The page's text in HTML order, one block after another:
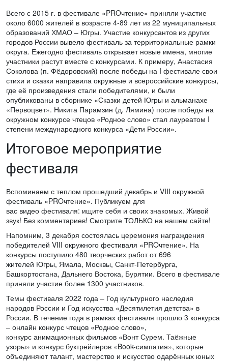
Всего с 2015 г. в фестивале «PROчтение» приняли участие
около 6000 жителей в возрасте 4-89 лет из 22 муниципальных
образований ХМАО – Югры. Участие конкурсантов из других
городов России вывело фестиваль за территориальные рамки
округа. Ежегодно фестиваль открывает новые имена, многие
участники растут вместе с конкурсами. К примеру, Анастасия
Соколова (п. Фёдоровский) после победы на I фестивале свои
стихи и сказки направила окружные и всероссийские конкурсы,
где её произведения стали победителями, и были
опубликованы в сборнике «Сказки детей Югры и альманахе
«Первоцвет». Никита Парамзин (д. Лямина) после победы на
окружном конкурсе чтецов «Родное слово» стал лауреатом I
степени международного конкурса «Дети России».
Итоговое мероприятие
фестиваля
Вспоминаем с теплом прошедший декабрь и VIII окружной
фестиваль «PROчтение». Публикуем для
вас видео фестиваля: ищите себя и своих знакомых. Живой
звук! Без комментариев! Смотрите ТОЛЬКО на нашем сайте!
Напомним, 3 декабря состоялась церемония награждения
победителей VIII окружного фестиваля «PROчтение». На
конкурсы поступило 480 творческих работ от 696
жителей Югры, Ямала, Москвы, Санкт-Петербурга,
Башкортостана, Дальнего Востока, Бурятии. Всего в фестивале
приняли участие более 1300 участников.
Темы фестиваля 2022 года – Год культурного наследия
народов России и Год искусства «Десятилетия детства» в
России. В течение года в рамках фестиваля прошло 3 конкурса
– онлайн конкурс чтецов «Родное слово»,
конкурс анимационных фильмов «Вонт Сурем. Таёжные
узоры» и конкурс буктрейлеров «Book-симпатия», которые
объединяют талант, мастерство и искусство одарённых юных